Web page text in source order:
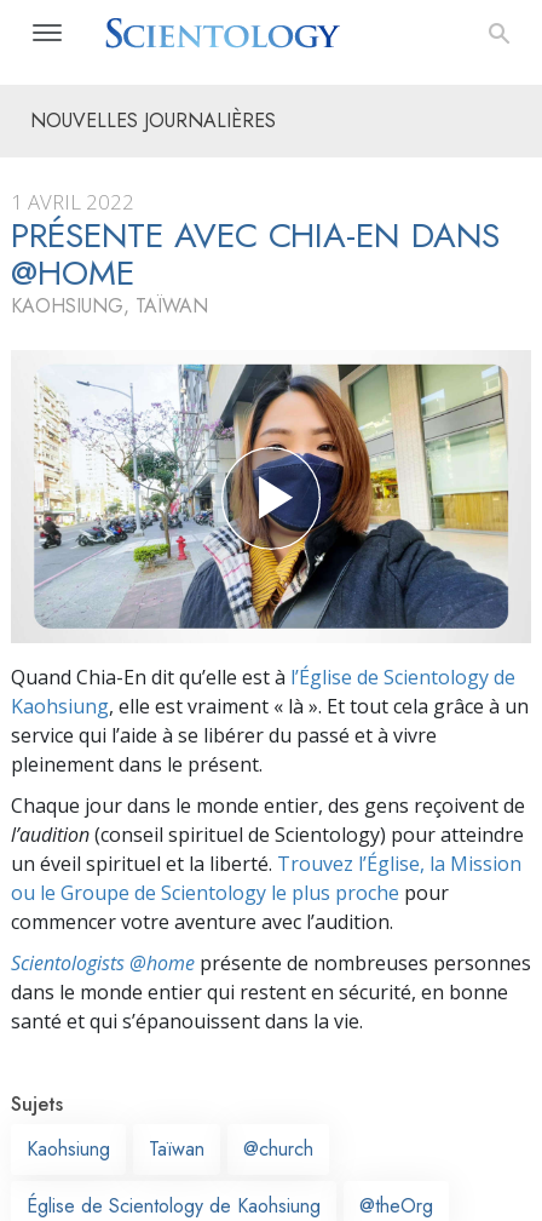
NOUVELLES JOURNALIÈRES
1 AVRIL 2022
PRÉSENTE AVEC CHIA-EN DANS
@HOME
KAOHSIUNG, TAÏWAN
Quand Chia-En dit qu’elle est à l’Église de Scientology de
Kaohsiung, elle est vraiment « là ». Et tout cela grâce à un
service qui l’aide à se libérer du passé et à vivre
pleinement dans le présent.
Chaque jour dans le monde entier, des gens reçoivent de
l’audition(conseil spirituel de Scientology) pour atteindre
un éveil spirituel et la liberté. Trouvez l’Église, la Mission
ou le Groupe de Scientology le plus proche pour
commencer votre aventure avec l’audition.
Scientologists @home présente de nombreuses personnes
dans le monde entier qui restent en sécurité, en bonne
santé et qui s’épanouissent dans la vie.
Sujets
Kaohsiung
Taïwan @church
Église de Scientology de Kaohsiung @theOrg